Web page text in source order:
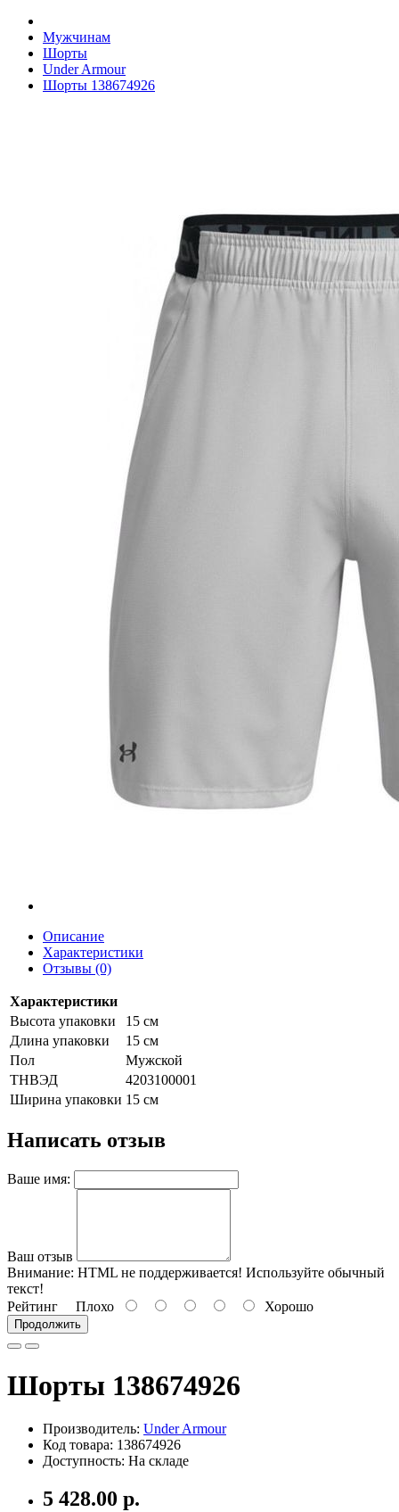
Мужчинам
Шорты
Under Armour
Шорты 138674926
Описание
Характеристики
Отзывы (0)
Характеристики
Высота упаковки
15 см
Длина упаковки
15 см
Пол
Мужской
ТНВЭД
4203100001
Ширина упаковки 15 см
Написать отзыв
Ваше имя:
Ваш отзыв
Внимание: HTML не поддерживается! Используйте обычный
текст!
Рейтинг Плохо Хорошо
Продолжить
Шорты 138674926
Производитель: Under Armour
Код товара: 138674926
Доступность: На складе
5 428.00 р.